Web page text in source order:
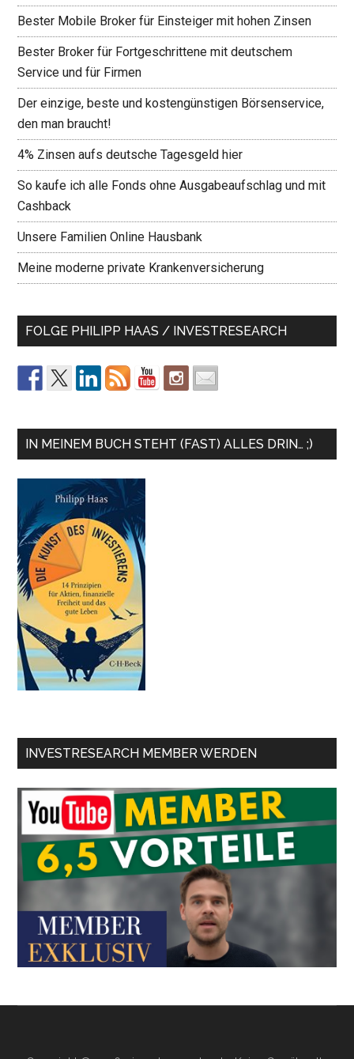
Bester Mobile Broker für Einsteiger mit hohen Zinsen
Bester Broker für Fortgeschrittene mit deutschem
Service und für Firmen
Der einzige, beste und kostengünstigen Börsenservice,
den man braucht!
4% Zinsen aufs deutsche Tagesgeld hier
So kaufe ich alle Fonds ohne Ausgabeaufschlag und mit
Cashback
Unsere Familien Online Hausbank
Meine moderne private Krankenversicherung
FOLGE PHILIPP HAAS / INVESTRESEARCH
IN MEINEM BUCH STEHT (FAST) ALLES DRIN… ;)
INVESTRESEARCH MEMBER WERDEN